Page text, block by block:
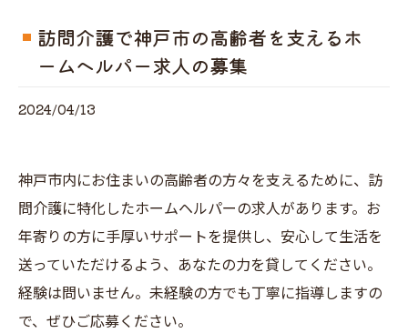
訪問介護で神戸市の高齢者を支えるホ
ームヘルパー求人の募集
2024/04/13
神戸市内にお住まいの高齢者の方々を支えるために、訪
問介護に特化したホームヘルパーの求人があります。お
年寄りの方に手厚いサポートを提供し、安心して生活を
送っていただけるよう、あなたの力を貸してください。
経験は問いません。未経験の方でも丁寧に指導しますの
で、ぜひご応募ください。